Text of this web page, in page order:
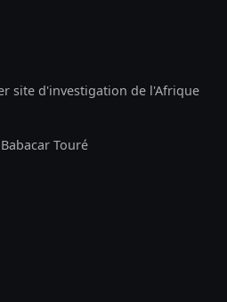
site d'investigation de l'Afrique
Touré